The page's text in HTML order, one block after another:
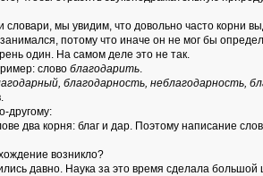
словари, мы увидим, что довольно часто корни
потому что иначе он не мог бы
один. На самом деле это не так.
слово благодарить.
благодарность, неблагодарность,
другому:
два корня: благ и дар. Поэтому написание
возникло?
давно. Наука за это время сделала